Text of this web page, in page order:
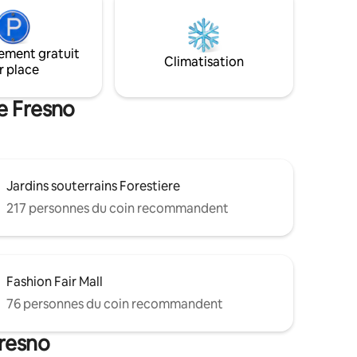
du lac
de
avez
gratuit
place
Climatisation
Fresno
Jardins souterrains Forestiere
217 personnes du coin recommandent
Fashion Fair Mall
76 personnes du coin recommandent